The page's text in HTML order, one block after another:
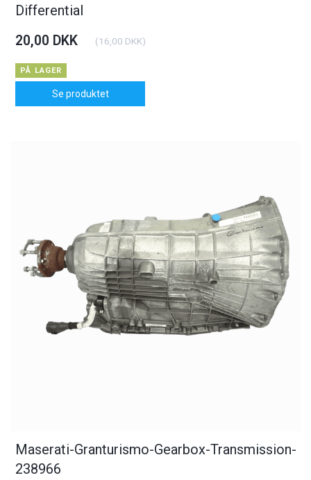
Differential
20,00 DKK (16,00 DKK)
PÅ LAGER
Se produktet
Maserati-Granturismo-Gearbox-Transmission-
238966